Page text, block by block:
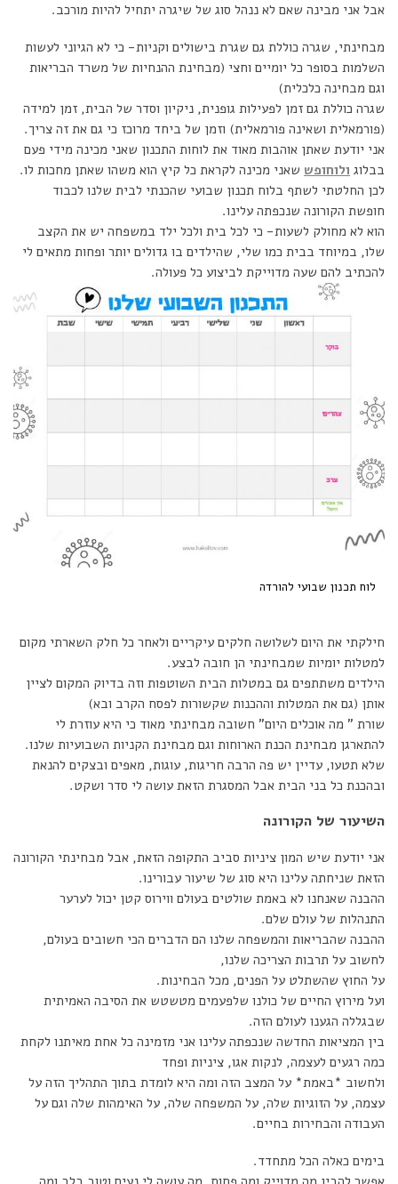
אבל אני מבינה שאם לא ננהל סוג של שיגרה יתחיל להיות מורכב.
מבחינתי, שגרה כוללת גם שגרת בישולים וקניות- כי לא הגיוני לעשות
השלמות בסופר כל יומיים וחצי (מבחינת ההנחיות של משרד הבריאות
וגם מבחינה כלכלית)
שגרה כוללת גם זמן לפעילות גופנית, ניקיון וסדר של הבית, זמן למידה
(פורמאלית ושאינה פורמאלית) וזמן של ביחד מרוכז כי גם את זה צריך.
אני יודעת שאתן אוהבות מאוד את לוחות התכנון שאני מכינה מידי פעם
בבלוג ולוחופש שאני מכינה לקראת כל קיץ הוא משהו שאתן מחכות לו.
לכן החלטתי לשתף בלוח תכנון שבועי שהכנתי לבית שלנו לכבוד
חופשת הקורונה שנכפתה עלינו.
הוא לא מחולק לשעות- כי לכל בית ולכל ילד במשפחה יש את הקצב
שלו, במיוחד בבית כמו שלי, שהילדים בו גדולים יותר ופחות מתאים לי
להכתיב להם שעה מדוייקת לביצוע כל פעולה.
לוח תכנון שבועי להורדה
חילקתי את היום לשלושה חלקים עיקריים ולאחר כל חלק השארתי מקום
למטלות יומיות שמבחינתי הן חובה לבצע.
הילדים משתתפים גם במטלות הבית השוטפות וזה בדיוק המקום לציין
אותן (גם את המטלות וההכנות שקשורות לפסח הקרב ובא)
שורת ” מה אוכלים היום” חשובה מבחינתי מאוד כי היא עוזרת לי
להתארגן מבחינת הכנת הארוחות וגם מבחינת הקניות השבועיות שלנו.
שלא תטעו, עדיין יש פה הרבה חריגות, עוגות, מאפים ובצקים להנאת
ובהכנת כל בני הבית אבל המסגרת הזאת עושה לי סדר ושקט.
השיעור של הקורונה
אני יודעת שיש המון ציניות סביב התקופה הזאת, אבל מבחינתי הקורונה
הזאת שניחתה עלינו היא סוג של שיעור עבורינו.
ההבנה שאנחנו לא באמת שולטים בעולם ווירוס קטן יכול לערער
התנהלות של עולם שלם.
ההבנה שהבריאות והמשפחה שלנו הם הדברים הכי חשובים בעולם,
לחשוב על תרבות הצריכה שלנו,
על החוץ שהשתלט על הפנים, מכל הבחינות.
ועל מירוץ החיים של כולנו שלפעמים מטשטש את הסיבה האמיתית
שבגללה הגענו לעולם הזה.
בין המציאות החדשה שנכפתה עלינו אני מזמינה כל אחת מאיתנו לקחת
כמה רגעים לעצמה, לנקות אגו, ציניות ופחד
ולחשוב *באמת* על המצב הזה ומה היא לומדת בתוך התהליך הזה על
עצמה, על הזוגיות שלה, על המשפחה שלה, על האימהות שלה וגם על
העבודה והבחירות בחיים.
בימים כאלה הכל מתחדד.